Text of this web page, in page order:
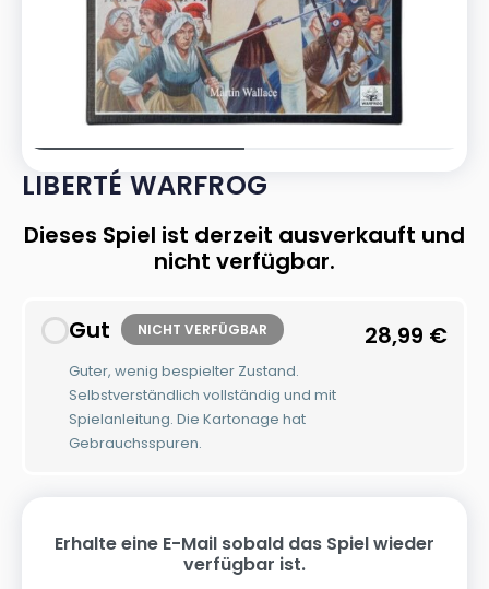
LIBERTÉ WARFROG
Dieses Spiel ist derzeit ausverkauft und
nicht verfügbar.
Gut NICHT VERFÜGBAR
Guter, wenig bespielter Zustand.
Selbstverständlich vollständig und mit
Spielanleitung. Die Kartonage hat
Gebrauchsspuren.
28,99 €
Erhalte eine E-Mail sobald das Spiel wieder
verfügbar ist.